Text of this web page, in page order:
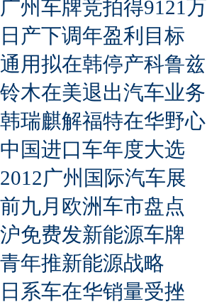
广州车牌竞拍得9121万
日产下调年盈利目标
通用拟在韩停产科鲁兹
铃木在美退出汽车业务
韩瑞麒解福特在华野心
中国进口车年度大选
2012广州国际汽车展
前九月欧洲车市盘点
沪免费发新能源车牌
青年推新能源战略
日系车在华销量受挫